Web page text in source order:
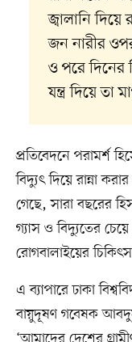
জ্বালানি
জন নারীর
ও পরে দিনের
যন্ত্র দিয়ে তা
প্রতিবেদনে পরামর্শ
বিদ্যুৎ দিয়ে রান্না
গেছে, সারা বছরের
গ্যাস ও বিদ্যুতের
রোগবালাইয়ের
এ ব্যাপারে ঢাকা
বায়ুদূষণ গবেষক